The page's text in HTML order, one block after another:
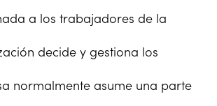
a los trabajadores de la
decide y gestiona los
normalmente asume una parte